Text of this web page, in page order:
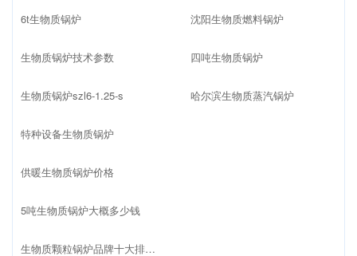
6t生物质锅炉
生物质锅炉技术参数
沈阳生物质燃料锅炉
四吨生物质锅炉
生物质锅炉szl6-1.25-s
特种设备生物质锅炉
供暖生物质锅炉价格
5吨生物质锅炉大概多少钱
生物质颗粒锅炉品牌十大排名榜
哈尔滨生物质蒸汽锅炉